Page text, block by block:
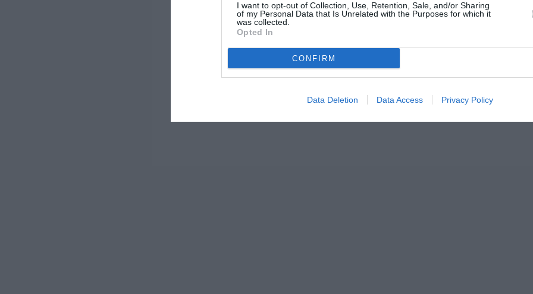
I want to opt-out of Collection, Use, Retention, Sale, and/or Sharing
of my Personal Data that Is Unrelated with the Purposes for which it
was collected.
Opted In
CONFIRM
Data Deletion Data Access Privacy Policy